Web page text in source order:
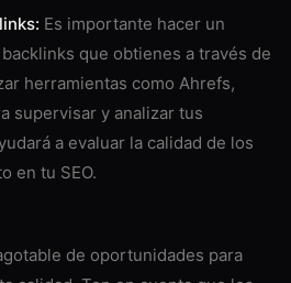
Es importante hacer un
que obtienes a través de
herramientas como Ahrefs,
supervisar y analizar tus
a evaluar la calidad de los
en tu SEO.
de oportunidades para